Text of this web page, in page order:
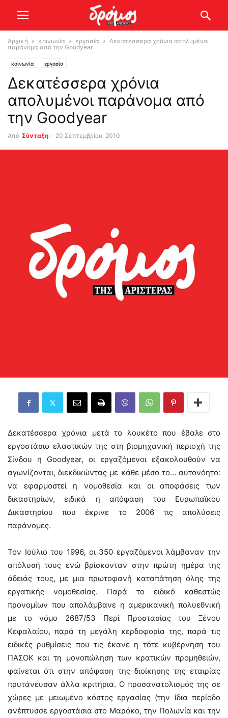
Αρχική κοινωνία εργασία
Δεκατέσσερα χρόνια απολυμένοι
παράνομα από την Goodyear
κοινωνία εργασία
Δεκατέσσερα χρόνια
απολυμένοι παράνομα από
την Goodyear
Από Σύνταξη - 20 Σεπτεμβρίου, 2010
Δεκατέσσερα χρόνια μετά το λουκέτο που έβαλε στο
εργοστάσιο ελαστικών της στη βιομηχανική περιοχή της
Σίνδου η Goodyear, οι εργαζόμενοι εξακολουθούν να
αγωνίζονται, διεκδικώντας με κάθε μέσο το… αυτονόητο:
να εφαρμοστεί η νομοθεσία και οι αποφάσεις των
δικαστηρίων, ειδικά η απόφαση του Ευρωπαϊκού
Δικαστηρίου που έκρινε το 2006 τις απολύσεις
παράνομες.
Τον Ιούλιο του 1996, οι 350 εργαζόμενοι λάμβαναν την
απόλυσή τους ενώ βρίσκονταν στην πρώτη ημέρα της
άδειάς τους, με μια πρωτοφανή καταπάτηση όλης της
εργατικής νομοθεσίας. Παρά το ειδικό καθεστώς
προνομίων που απολάμβανε η αμερικανική πολυεθνική
με το νόμο 2687/53 Περί Προστασίας του Ξένου
Κεφαλαίου, παρά τη μεγάλη κερδοφορία της, παρά τις
ειδικές ρυθμίσεις που τις έκανε η τότε κυβέρνηση του
ΠΑΣΟΚ και τη μονοπώληση των κρατικών προμηθειών,
φαίνεται ότι στην απόφαση της διοίκησης της εταιρίας
πρυτάνευσαν άλλα κριτήρια. Ο προσανατολισμός της σε
χώρες με μειωμένο κόστος εργασίας (την ίδια περίοδο
ανέπτυσσε εργοστάσια στο Μαρόκο, την Πολωνία και την